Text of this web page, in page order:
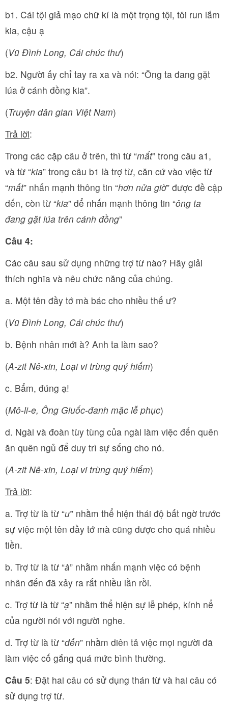
b1. Cái tội giả mạo chữ kí là một trọng tội, tôi run lắm
kia, cậu ạ
(Vũ Đình Long, Cái chúc thư)
b2. Người ấy chỉ tay ra xa và nói: “Ông ta đang gặt
lúa ở cánh đồng kia”.
(Truyện dân gian Việt Nam)
Trả lời:
Trong các cặp câu ở trên, thì từ “mất” trong câu a1,
và từ “kia” trong câu b1 là trợ từ, căn cứ vào việc từ
“mất” nhấn mạnh thông tin “hơn nửa giờ” được đề cập
đến, còn từ “kia” để nhấn mạnh thông tin “ông ta
đang gặt lúa trên cánh đồng”
Câu 4:
Các câu sau sử dụng những trợ từ nào? Hãy giải
thích nghĩa và nêu chức năng của chúng.
a. Một tên đầy tớ mà bác cho nhiều thế ư?
(Vũ Đình Long, Cái chúc thư)
b. Bệnh nhân mới à? Anh ta làm sao?
(A-zit Nê-xin, Loại vi trùng quý hiếm)
c. Bẩm, đúng ạ!
(Mô-li-e, Ông Giuốc-đanh mặc lễ phục)
d. Ngài và đoàn tùy tùng của ngài làm việc đến quên
ăn quên ngủ để duy trì sự sống cho nó.
(A-zit Nê-xin, Loại vi trùng quý hiếm)
Trả lời:
a. Trợ từ là từ “ư” nhằm thể hiện thái độ bất ngờ trước
sự việc một tên đầy tớ mà cũng được cho quá nhiều
tiền.
b. Trợ từ là từ “à” nhằm nhấn mạnh việc có bệnh
nhân đến đã xảy ra rất nhiều lần rồi.
c. Trợ từ là từ “ạ” nhằm thể hiện sự lễ phép, kính nể
của người nói với người nghe.
d. Trợ từ là từ “đến” nhằm diên tả việc mọi người đã
làm việc cố gắng quá mức bình thường.
Câu 5: Đặt hai câu có sử dụng thán từ và hai câu có
sử dụng trợ từ.